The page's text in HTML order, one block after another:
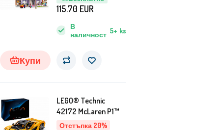
В
наличност 5+ ks
115.70 EUR
Купи
Отстъпка 20%
LEGO® Technic
42172 McLaren P1™